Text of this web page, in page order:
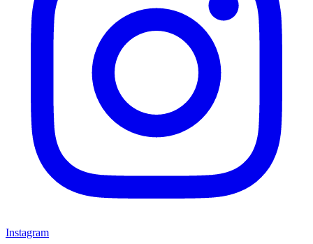
Instagram